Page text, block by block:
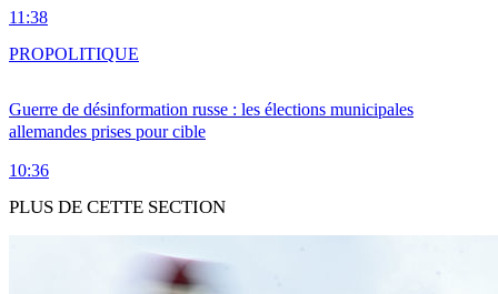
11:38
Guerre de désinformation russe : les élections municipales
allemandes prises pour cible
10:36
PROPOLITIQUE
PLUS DE CETTE SECTION